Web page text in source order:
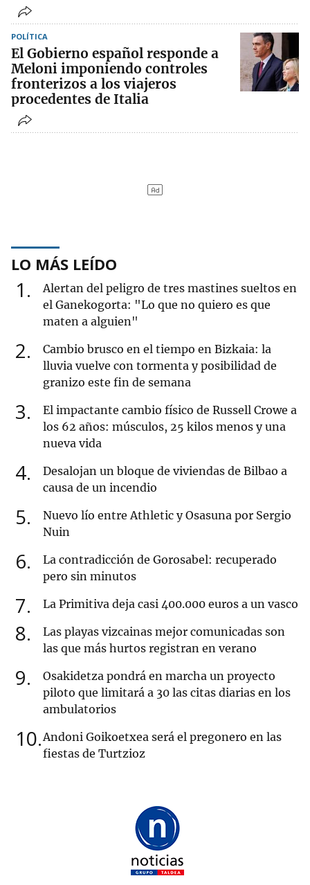
POLÍTICA
El Gobierno español responde a
Meloni imponiendo controles
fronterizos a los viajeros
procedentes de Italia
LO MÁS LEÍDO
1
Alertan del peligro de tres mastines sueltos en
el Ganekogorta: "Lo que no quiero es que
maten a alguien"
2
Cambio brusco en el tiempo en Bizkaia: la
lluvia vuelve con tormenta y posibilidad de
granizo este fin de semana
3
El impactante cambio físico de Russell Crowe a
los 62 años: músculos, 25 kilos menos y una
nueva vida
4
Desalojan un bloque de viviendas de Bilbao a
causa de un incendio
5
Nuevo lío entre Athletic y Osasuna por Sergio
Nuin
6
La contradicción de Gorosabel: recuperado
pero sin minutos
7 La Primitiva deja casi 400.000 euros a un vasco
8
Las playas vizcainas mejor comunicadas son
las que más hurtos registran en verano
9
Osakidetza pondrá en marcha un proyecto
piloto que limitará a 30 las citas diarias en los
ambulatorios
10 Andoni Goikoetxea será el pregonero en las
fiestas de Turtzioz